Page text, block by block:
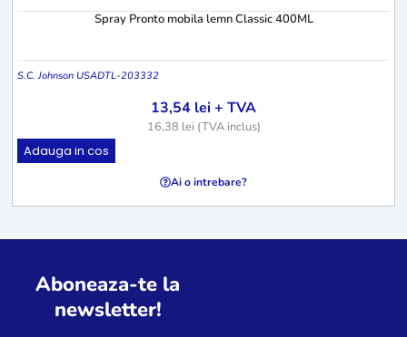
Spray Pronto mobila lemn Classic 400ML
S.C. Johnson USADTL-203332
13,54 lei+ TVA
16,38 lei (TVA inclus)
Adauga in cos
Ai o intrebare?
Aboneaza-te la
newsletter!